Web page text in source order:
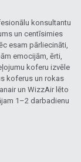
konsultantu
un centīsimies
esam pārliecināti,
emocijām, ērti,
koferu izvēle
koferus un rokas
un WizzAir lēto
1–2 darbadienu